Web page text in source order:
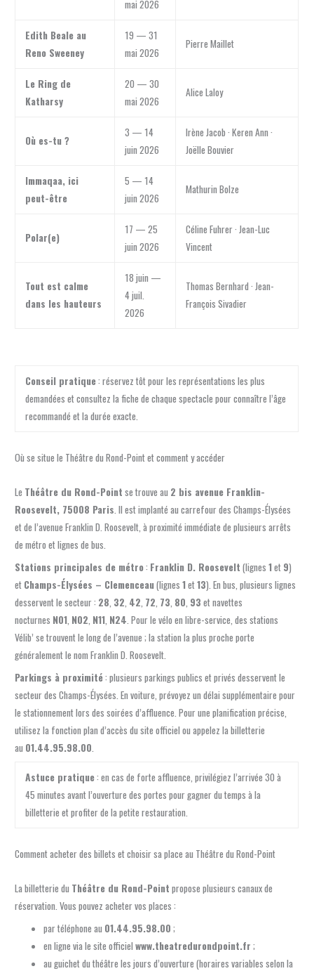
mai 2026
Edith Beale au
Reno Sweeney
19 — 31
mai 2026
Pierre Maillet
Le Ring de
Katharsy
20 — 30
mai 2026
Alice Laloy
Où es-tu ?
3 — 14
juin 2026
Irène Jacob · Keren Ann ·
Joëlle Bouvier
Immaqaa, ici
peut-être
5 — 14
juin 2026
Mathurin Bolze
Polar(e)
17 — 25
juin 2026
Céline Fuhrer · Jean-Luc
Vincent
Tout est calme
dans les hauteurs
18 juin —
4 juil.
2026
Thomas Bernhard · Jean-
François Sivadier
Conseil pratique: réservez tôt pour les représentations les plus
demandées et consultez la fiche de chaque spectacle pour connaître l’âge
recommandé et la durée exacte.
Où se situe le Théâtre du Rond-Point et comment y accéder
Le Théâtre du Rond-Point se trouve au 2 bis avenue Franklin-
Roosevelt, 75008 Paris. Il est implanté au carrefour des Champs-Élysées
et de l’avenue Franklin D. Roosevelt, à proximité immédiate de plusieurs arrêts
de métro et lignes de bus.
Stations principales de métro: Franklin D. Roosevelt (lignes1et 9)
et Champs-Élysées – Clemenceau(lignes1et13). En bus, plusieurs lignes
desservent le secteur : 28, 32, 42, 72, 73, 80, 93 et navettes
nocturnes N01, N02, N11, N24. Pour le vélo en libre-service, des stations
Vélib’ se trouvent le long de l’avenue ; la station la plus proche porte
généralement le nom Franklin D. Roosevelt.
Parkings à proximité: plusieurs parkings publics et privés desservent le
secteur des Champs-Élysées. En voiture, prévoyez un délai supplémentaire pour
le stationnement lors des soirées d’affluence. Pour une planification précise,
utilisez la fonction plan d’accès du site officiel ou appelez la billetterie
au 01.44.95.98.00.
Astuce pratique: en cas de forte affluence, privilégiez l’arrivée 30 à
45 minutes avant l’ouverture des portes pour gagner du temps à la
billetterie et profiter de la petite restauration.
Comment acheter des billets et choisir sa place au Théâtre du Rond-Point
La billetterie du Théâtre du Rond-Point propose plusieurs canaux de
réservation. Vous pouvez acheter vos places :
par téléphone au 01.44.95.98.00 ;
en ligne via le site officielwww.theatredurondpoint.fr ;
au guichet du théâtre les jours d’ouverture (horaires variables selon la